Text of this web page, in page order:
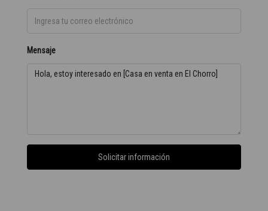
Mensaje
Solicitar información